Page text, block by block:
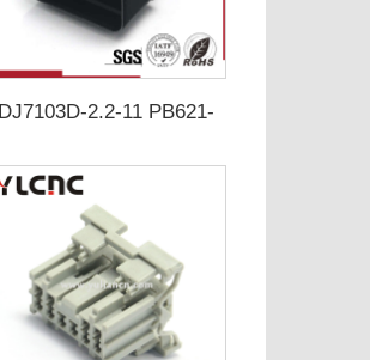
DJ7103D-2.2-11 PB621-